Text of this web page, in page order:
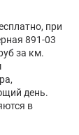
при
891-03
за км.
день.
в